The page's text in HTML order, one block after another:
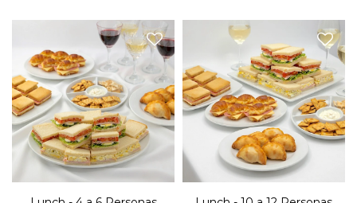
12 Sándwiches de jamón y
queso, 12 sándwiches
olímpicos, 12 sándwiches
surtidos, 8 jesuitas de jamón
y queso, 8 medialunitas de
jamón y queso, 8
empanaditas, 1 snack
horneado x3 y 1/2 Kg de
masitas.
24 Sándwiches jamón y
queso, 24 sándwiches
olímpicos, 24 sándwiches
surtidos, 16 jesuitas jamón y
queso, 16 medialunitas
jamón y queso, 16
empanaditas, 1 snack
horneado x3, 1 Kg de
masitas.